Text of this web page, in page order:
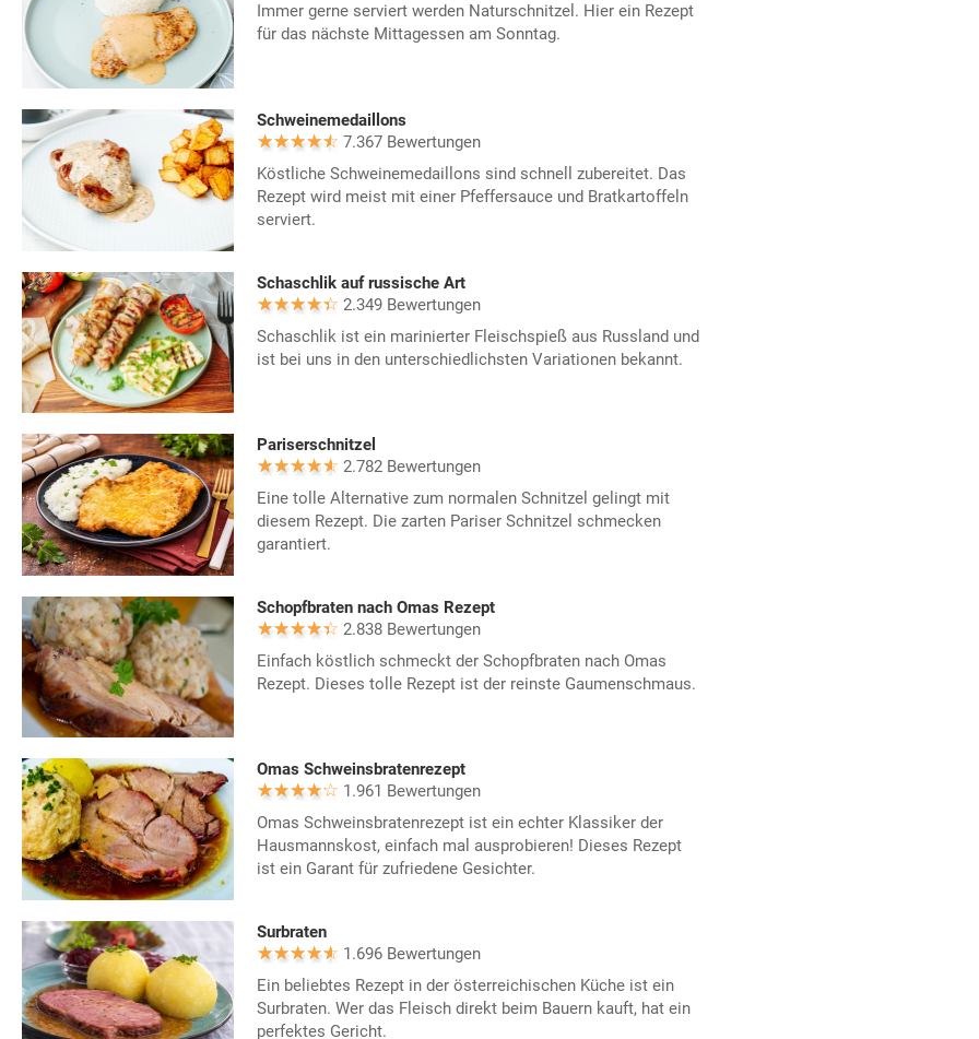
Immer gerne serviert werden Naturschnitzel. Hier ein Rezept
für das nächste Mittagessen am Sonntag.
Schweinemedaillons
7.367 Bewertungen
Köstliche Schweinemedaillons sind schnell zubereitet. Das
Rezept wird meist mit einer Pfeffersauce und Bratkartoffeln
serviert.
Schaschlik auf russische Art
2.349 Bewertungen
Schaschlik ist ein marinierter Fleischspieß aus Russland und
ist bei uns in den unterschiedlichsten Variationen bekannt.
Pariserschnitzel
2.782 Bewertungen
Eine tolle Alternative zum normalen Schnitzel gelingt mit
diesem Rezept. Die zarten Pariser Schnitzel schmecken
garantiert.
Schopfbraten nach Omas Rezept
2.838 Bewertungen
Einfach köstlich schmeckt der Schopfbraten nach Omas
Rezept. Dieses tolle Rezept ist der reinste Gaumenschmaus.
Omas Schweinsbratenrezept
1.961 Bewertungen
Omas Schweinsbratenrezept ist ein echter Klassiker der
Hausmannskost, einfach mal ausprobieren! Dieses Rezept
ist ein Garant für zufriedene Gesichter.
Surbraten
1.696 Bewertungen
Ein beliebtes Rezept in der österreichischen Küche ist ein
Surbraten. Wer das Fleisch direkt beim Bauern kauft, hat ein
perfektes Gericht.